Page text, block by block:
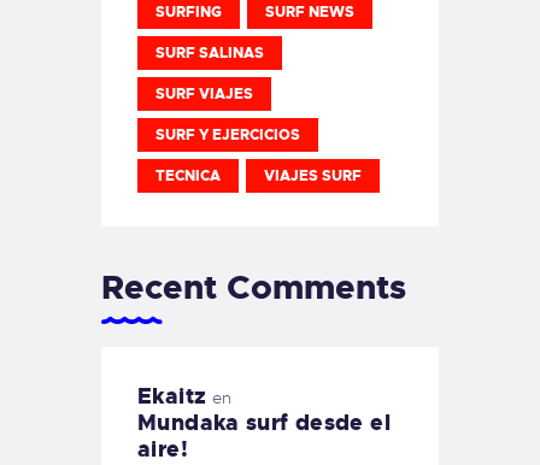
SURFING SURF NEWS
SURF SALINAS
SURF VIAJES
SURF Y EJERCICIOS
TECNICA VIAJES SURF
Recent Comments
Ekaitz en
Mundaka surf desde el
aire!